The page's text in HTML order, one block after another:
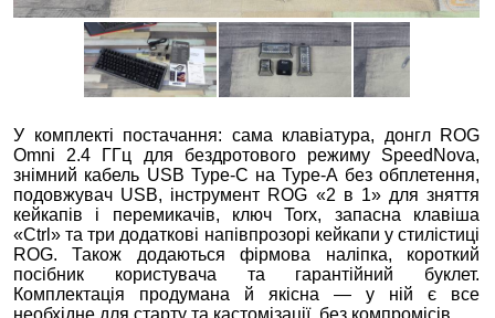
У комплекті постачання: сама клавіатура, донгл ROG
Omni 2.4 ГГц для бездротового режиму SpeedNova,
знімний кабель USB Type‑C на Type‑A без обплетення,
подовжувач USB, інструмент ROG «2 в 1» для зняття
кейкапів і перемикачів, ключ Torx, запасна клавіша
«Ctrl» та три додаткові напівпрозорі кейкапи у стилістиці
ROG. Також додаються фірмова наліпка, короткий
посібник користувача та гарантійний буклет.
Комплектація продумана й якісна — у ній є все